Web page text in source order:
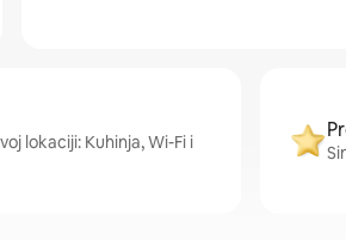
lokaciji: Kuhinja, Wi-Fi i